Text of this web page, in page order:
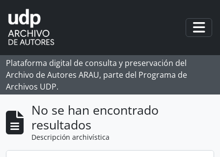
Skip to main content
Plataforma digital de consulta y preservación del
Archivo de Autores ARAU, parte del Programa de
Archivos UDP.
No se han encontrado
resultados
Descripción archivística